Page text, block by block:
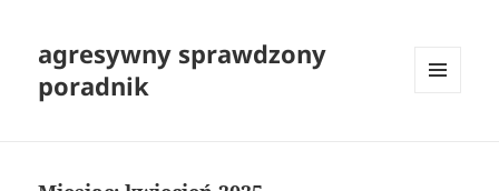
agresywny sprawdzony
poradnik